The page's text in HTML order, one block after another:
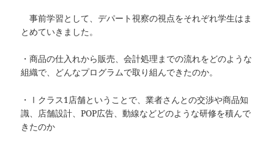
事前学習として、デパート視察の視点をそれぞれ学生はま
とめていきました。
・商品の仕入れから販売、会計処理までの流れをどのような
組織で、どんなプログラムで取り組んできたのか。
・Ⅰクラス1店舗ということで、業者さんとの交渉や商品知
識、店舗設計、POP広告、動線などどのような研修を積んで
きたのか